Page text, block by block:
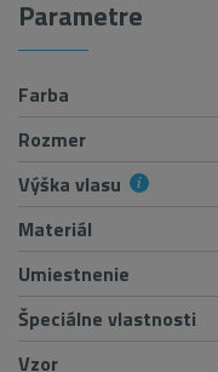
Parametre
Farba
Rozmer
Výška vlasu
Materiál
Umiestnenie
Špeciálne vlastnosti
Vzor